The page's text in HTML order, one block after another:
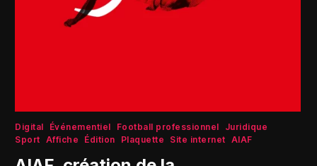
Digital Événementiel Football professionnel
Juridique
Sport Affiche Édition Plaquette Site internet AIAF